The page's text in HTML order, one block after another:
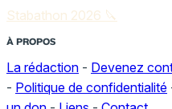
Stabathon 2026 🔪
À PROPOS
La rédaction - Devenez
- Politique de confidentialité